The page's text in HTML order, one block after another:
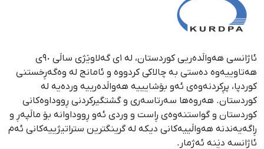
ئاژانسی هەواڵدەریی کوردستان، لە ١ی گەلاوێژی ساڵی ٩٠ی
هەتاوییەوە دەستی بە چالاکی کردووە و ئامانج لە وەگەڕخستنی
كوردپا، پڕكردنەوەی ئەو بۆشایییە هەواڵدەرییە وردەیە لە
كوردستان. هەروەها سەرتاسەری و گشتگیركردنی ڕووداوەكانی
كوردستان و گواستنەوەی ڕاست و وردی ئەو ڕووداوانە بۆ ماڵپەڕ و
ڕاگەیەندنە هەواڵییەكانی دیكە لە گرینگترین ستراتیژییەكانی ئەم
ئاژانسە دێنە ئەژمار.